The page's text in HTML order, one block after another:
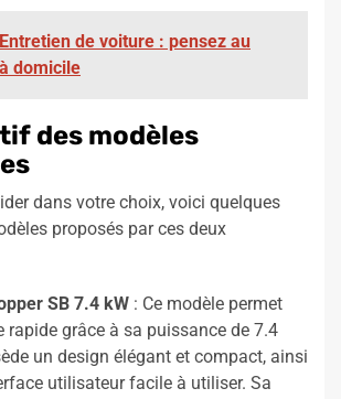
Entretien de voiture : pensez au
domicile
des modèles
dans votre choix, voici quelques
proposés par ces deux
SB 7.4 kW : Ce modèle permet
rapide grâce à sa puissance de 7.4
un design élégant et compact, ainsi
utilisateur facile à utiliser. Sa